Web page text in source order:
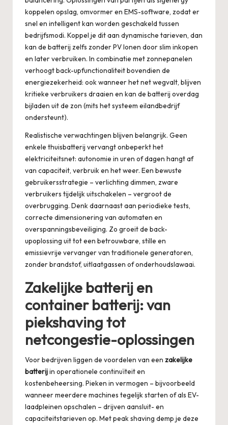
koppelen opslag, omvormer en EMS-software, zodat er
snel en intelligent kan worden geschakeld tussen
bedrijfsmodi. Koppel je dit aan dynamische tarieven, dan
kan de batterij zelfs zonder PV lonen door slim inkopen
en later verbruiken. In combinatie met zonnepanelen
verhoogt back-upfunctionaliteit bovendien de
energiezekerheid: ook wanneer het net wegvalt, blijven
kritieke verbruikers draaien en kan de batterij overdag
bijladen uit de zon (mits het systeem eilandbedrijf
ondersteunt).
Realistische verwachtingen blijven belangrijk. Geen
enkele thuisbatterij vervangt onbeperkt het
elektriciteitsnet: autonomie in uren of dagen hangt af
van capaciteit, verbruik en het weer. Een bewuste
gebruikersstrategie – verlichting dimmen, zware
verbruikers tijdelijk uitschakelen – vergroot de
overbrugging. Denk daarnaast aan periodieke tests,
correcte dimensionering van automaten en
overspanningsbeveiliging. Zo groeit de back-
upoplossing uit tot een betrouwbare, stille en
emissievrije vervanger van traditionele generatoren,
zonder brandstof, uitlaatgassen of onderhoudslawaai.
Zakelijke batterij en
container batterij: van
piekshaving tot
netcongestie-oplossingen
Voor bedrijven liggen de voordelen van een zakelijke
batterijin operationele continuïteit en
kostenbeheersing. Pieken in vermogen – bijvoorbeeld
wanneer meerdere machines tegelijk starten of als EV-
laadpleinen opschalen – drijven aansluit- en
capaciteitstarieven op. Met peak shaving demp je deze